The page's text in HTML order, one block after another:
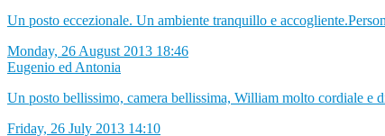
Un posto eccezionale. Un ambiente tranquillo e
Monday, 26 August 2013 18:46
Eugenio ed Antonia
Un posto bellissimo, camera bellissima, William molto cordiale e
Friday, 26 July 2013 14:10